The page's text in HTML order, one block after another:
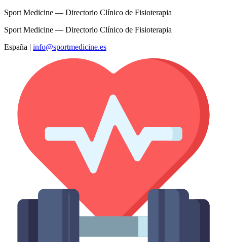
Sport Medicine — Directorio Clínico de Fisioterapia
Sport Medicine — Directorio Clínico de Fisioterapia
España | info@sportmedicine.es